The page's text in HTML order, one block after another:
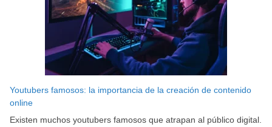
Youtubers famosos: la importancia de la creación de contenido
online
Existen muchos youtubers famosos que atrapan al público digital.